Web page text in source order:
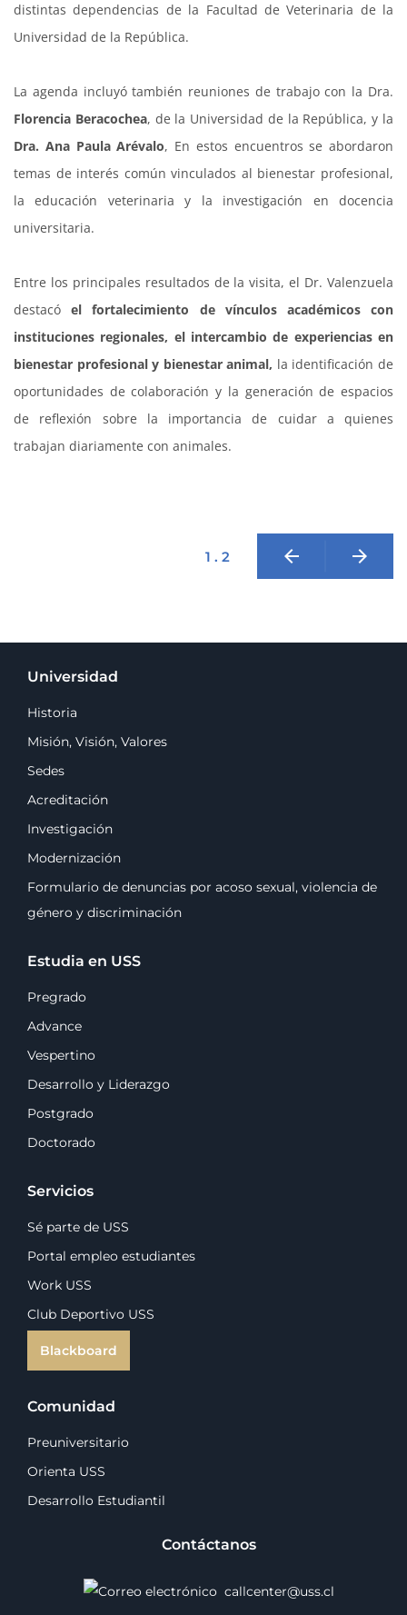
distintas dependencias de la Facultad de Veterinaria de la
Universidad de la República.
La agenda incluyó también reuniones de trabajo con la Dra.
Florencia Beracochea, de la Universidad de la República, y la
Dra. Ana Paula Arévalo, En estos encuentros se abordaron
temas de interés común vinculados al bienestar profesional,
la educación veterinaria y la investigación en docencia
universitaria.
Entre los principales resultados de la visita, el Dr. Valenzuela
destacóel fortalecimiento de vínculos académicos con
instituciones regionales, el intercambio de experiencias en
bienestar profesional y bienestar animal, la identificación de
oportunidades de colaboración y la generación de espacios
de reflexión sobre la importancia de cuidar a quienes
trabajan diariamente con animales.
1 . 2 arrow_back arrow_forward
Universidad
Historia
Misión, Visión, Valores
Sedes
Acreditación
Investigación
Modernización
Formulario de denuncias por acoso sexual, violencia de
género y discriminación
Estudia en USS
Pregrado
Advance
Vespertino
Desarrollo y Liderazgo
Postgrado
Doctorado
Servicios
Sé parte de USS
Portal empleo estudiantes
Work USS
Club Deportivo USS
Blackboard
Comunidad
Preuniversitario
Orienta USS
Desarrollo Estudiantil
Contáctanos
callcenter@uss.cl